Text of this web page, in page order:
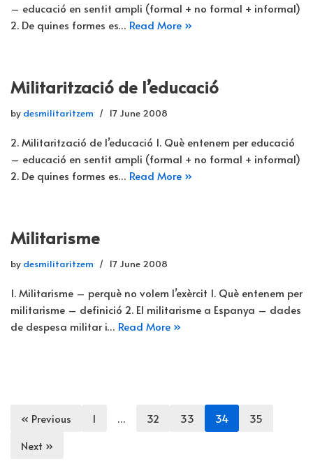
– educació en sentit ampli (formal + no formal + informal)
2. De quines formes es… Read More »
Militarització de l’educació
by desmilitaritzem 17 June 2008
2. Militarització de l’educació 1. Què entenem per educació
– educació en sentit ampli (formal + no formal + informal)
2. De quines formes es… Read More »
Militarisme
by desmilitaritzem 17 June 2008
1. Militarisme – perquè no volem l’exèrcit 1. Què entenem per
militarisme – definició 2. El militarisme a Espanya – dades
de despesa militar i… Read More »
« Previous 1 … 32 33 34
35
Next »